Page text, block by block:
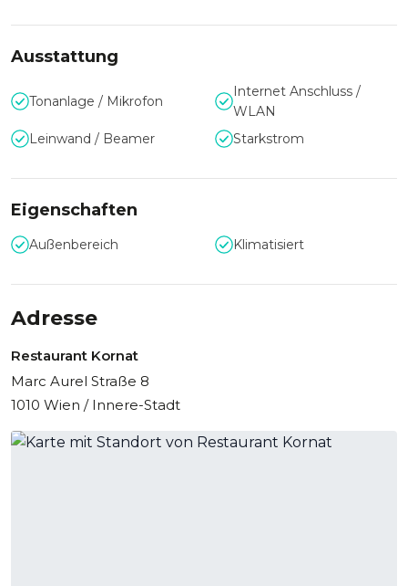
bedient. Das Restaurant verfügt über einen
Raucherbereich in der gemütlichen Weinbar im
Untergeschoss, sowie ganzjährig über einen Gastgarten. Ein
Besuch im „Kornat“ lohnt sich immer – lassen sie sich von
Ausstattung
Tonanlage / Mikrofon
Internet Anschluss /
WLAN
Leinwand / Beamer
Starkstrom
Eigenschaften
Außenbereich Klimatisiert
Adresse
Restaurant Kornat
Marc Aurel Straße 8
1010 Wien / Innere-Stadt